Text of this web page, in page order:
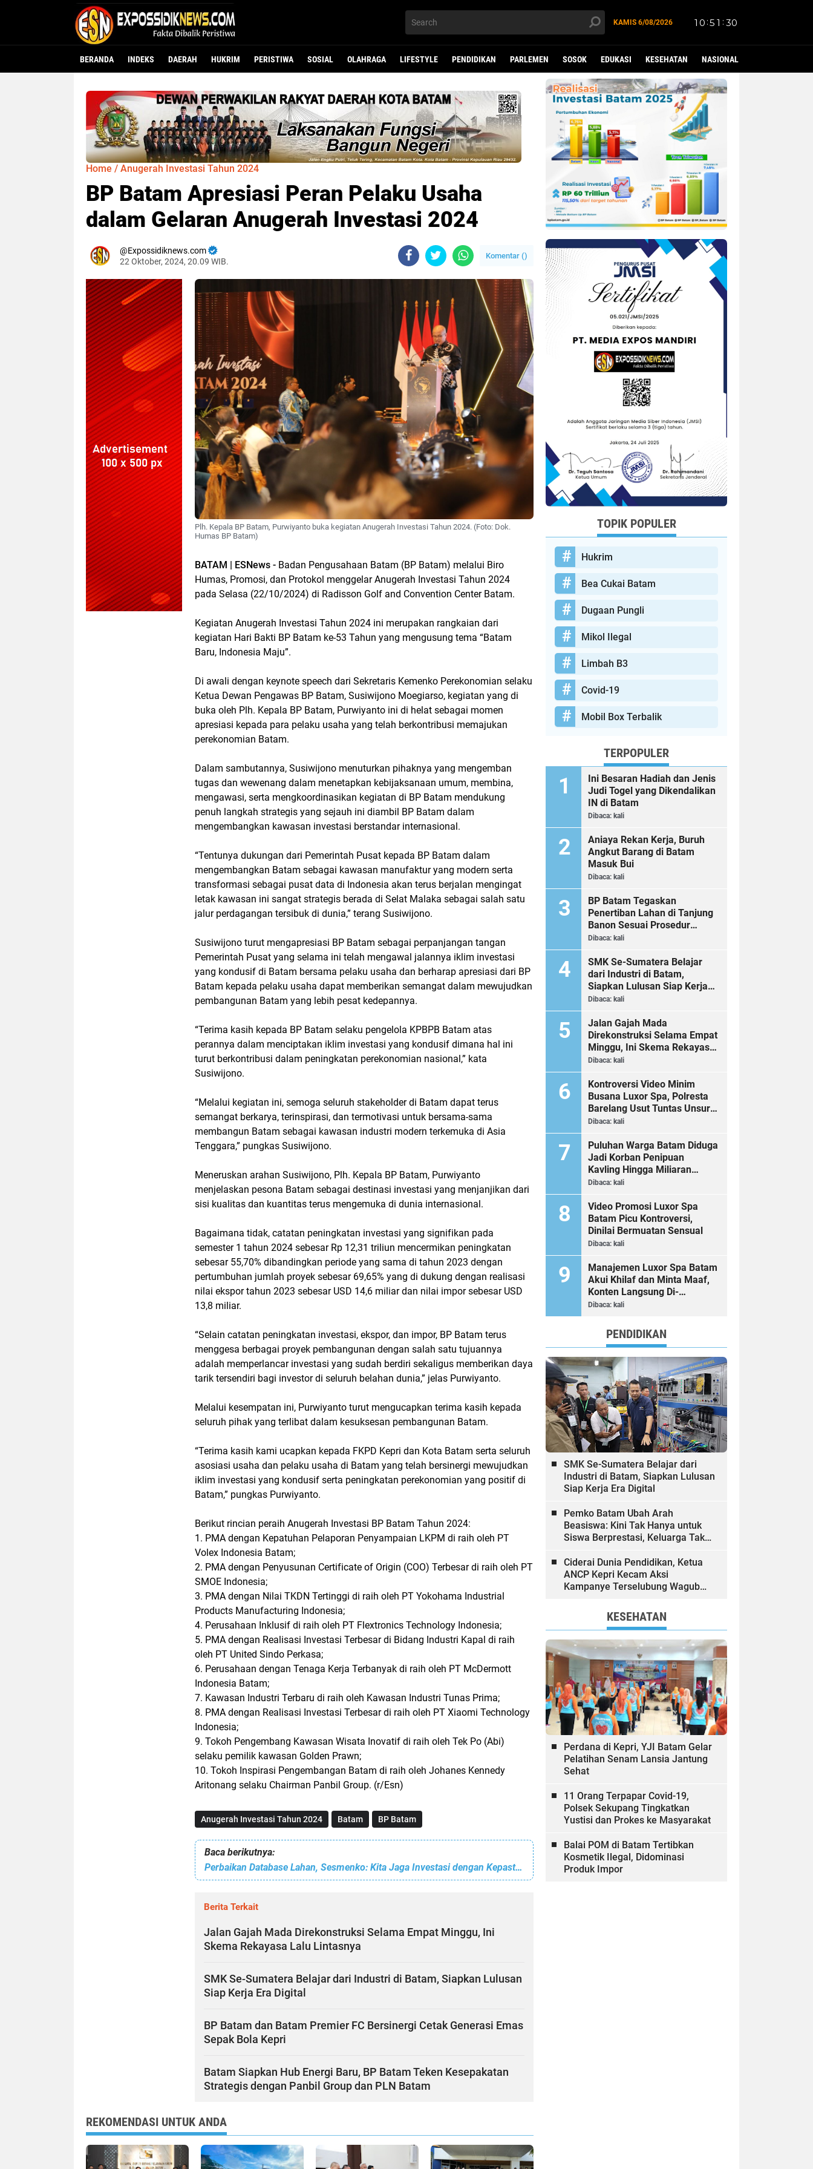
KAMIS 6/08/2026
BERANDA INDEKS DAERAH HUKRIM PERISTIWA SOSIAL OLAHRAGA LIFESTYLE PENDIDIKAN PARLEMEN SOSOK EDUKASI KESEHATAN NASIONAL
Home / Anugerah Investasi Tahun 2024
BP Batam Apresiasi Peran Pelaku Usaha
dalam Gelaran Anugerah Investasi 2024
Expossidiknews.com
22 Oktober, 2024, 20.09 WIB.
Komentar ()
Plh. Kepala BP Batam, Purwiyanto buka kegiatan Anugerah Investasi Tahun 2024. (Foto: Dok.
Humas BP Batam)
BATAM | ESNews - Badan Pengusahaan Batam (BP Batam) melalui Biro
Humas, Promosi, dan Protokol menggelar Anugerah Investasi Tahun 2024
pada Selasa (22/10/2024) di Radisson Golf and Convention Center Batam.
Kegiatan Anugerah Investasi Tahun 2024 ini merupakan rangkaian dari
kegiatan Hari Bakti BP Batam ke-53 Tahun yang mengusung tema “Batam
Baru, Indonesia Maju”.
Di awali dengan keynote speech dari Sekretaris Kemenko Perekonomian selaku
Ketua Dewan Pengawas BP Batam, Susiwijono Moegiarso, kegiatan yang di
buka oleh Plh. Kepala BP Batam, Purwiyanto ini di helat sebagai momen
apresiasi kepada para pelaku usaha yang telah berkontribusi memajukan
perekonomian Batam.
Dalam sambutannya, Susiwijono menuturkan pihaknya yang mengemban
tugas dan wewenang dalam menetapkan kebijaksanaan umum, membina,
mengawasi, serta mengkoordinasikan kegiatan di BP Batam mendukung
penuh langkah strategis yang sejauh ini diambil BP Batam dalam
mengembangkan kawasan investasi berstandar internasional.
“Tentunya dukungan dari Pemerintah Pusat kepada BP Batam dalam
mengembangkan Batam sebagai kawasan manufaktur yang modern serta
transformasi sebagai pusat data di Indonesia akan terus berjalan mengingat
letak kawasan ini sangat strategis berada di Selat Malaka sebagai salah satu
jalur perdagangan tersibuk di dunia,” terang Susiwijono.
Susiwijono turut mengapresiasi BP Batam sebagai perpanjangan tangan
Pemerintah Pusat yang selama ini telah mengawal jalannya iklim investasi
yang kondusif di Batam bersama pelaku usaha dan berharap apresiasi dari BP
Batam kepada pelaku usaha dapat memberikan semangat dalam mewujudkan
pembangunan Batam yang lebih pesat kedepannya.
“Terima kasih kepada BP Batam selaku pengelola KPBPB Batam atas
perannya dalam menciptakan iklim investasi yang kondusif dimana hal ini
turut berkontribusi dalam peningkatan perekonomian nasional,” kata
Susiwijono.
“Melalui kegiatan ini, semoga seluruh stakeholder di Batam dapat terus
semangat berkarya, terinspirasi, dan termotivasi untuk bersama-sama
membangun Batam sebagai kawasan industri modern terkemuka di Asia
Tenggara,” pungkas Susiwijono.
Meneruskan arahan Susiwijono, Plh. Kepala BP Batam, Purwiyanto
menjelaskan pesona Batam sebagai destinasi investasi yang menjanjikan dari
sisi kualitas dan kuantitas terus mengemuka di dunia internasional.
Bagaimana tidak, catatan peningkatan investasi yang signifikan pada
semester 1 tahun 2024 sebesar Rp 12,31 triliun mencermikan peningkatan
sebesar 55,70% dibandingkan periode yang sama di tahun 2023 dengan
pertumbuhan jumlah proyek sebesar 69,65% yang di dukung dengan realisasi
nilai ekspor tahun 2023 sebesar USD 14,6 miliar dan nilai impor sebesar USD
13,8 miliar.
“Selain catatan peningkatan investasi, ekspor, dan impor, BP Batam terus
menggesa berbagai proyek pembangunan dengan salah satu tujuannya
adalah memperlancar investasi yang sudah berdiri sekaligus memberikan daya
tarik tersendiri bagi investor di seluruh belahan dunia,” jelas Purwiyanto.
Melalui kesempatan ini, Purwiyanto turut mengucapkan terima kasih kepada
seluruh pihak yang terlibat dalam kesuksesan pembangunan Batam.
“Terima kasih kami ucapkan kepada FKPD Kepri dan Kota Batam serta seluruh
asosiasi usaha dan pelaku usaha di Batam yang telah bersinergi mewujudkan
iklim investasi yang kondusif serta peningkatan perekonomian yang positif di
Batam,” pungkas Purwiyanto.
Berikut rincian peraih Anugerah Investasi BP Batam Tahun 2024:
1. PMA dengan Kepatuhan Pelaporan Penyampaian LKPM di raih oleh PT
Volex Indonesia Batam;
2. PMA dengan Penyusunan Certificate of Origin (COO) Terbesar di raih oleh PT
SMOE Indonesia;
3. PMA dengan Nilai TKDN Tertinggi di raih oleh PT Yokohama Industrial
Products Manufacturing Indonesia;
4. Perusahaan Inklusif di raih oleh PT Flextronics Technology Indonesia;
5. PMA dengan Realisasi Investasi Terbesar di Bidang Industri Kapal di raih
oleh PT United Sindo Perkasa;
6. Perusahaan dengan Tenaga Kerja Terbanyak di raih oleh PT McDermott
Indonesia Batam;
7. Kawasan Industri Terbaru di raih oleh Kawasan Industri Tunas Prima;
8. PMA dengan Realisasi Investasi Terbesar di raih oleh PT Xiaomi Technology
Indonesia;
9. Tokoh Pengembang Kawasan Wisata Inovatif di raih oleh Tek Po (Abi)
selaku pemilik kawasan Golden Prawn;
10. Tokoh Inspirasi Pengembangan Batam di raih oleh Johanes Kennedy
Aritonang selaku Chairman Panbil Group. (r/Esn)
Anugerah Investasi Tahun 2024 Batam BP Batam
Baca berikutnya:
Perbaikan Database Lahan, Sesmenko: Kita Jaga Investasi dengan Kepastian Berusaha
Berita Terkait
Jalan Gajah Mada Direkonstruksi Selama Empat Minggu, Ini
Skema Rekayasa Lalu Lintasnya
SMK Se-Sumatera Belajar dari Industri di Batam, Siapkan Lulusan
Siap Kerja Era Digital
BP Batam dan Batam Premier FC Bersinergi Cetak Generasi Emas
Sepak Bola Kepri
Batam Siapkan Hub Energi Baru, BP Batam Teken Kesepakatan
Strategis dengan Panbil Group dan PLN Batam
REKOMENDASI UNTUK ANDA
TOPIK POPULER
Hukrim
Bea Cukai Batam
Dugaan Pungli
Mikol Ilegal
Limbah B3
Covid-19
Mobil Box Terbalik
TERPOPULER
Ini Besaran Hadiah dan Jenis
Judi Togel yang Dikendalikan
IN di Batam
Dibaca: kali
Aniaya Rekan Kerja, Buruh
Angkut Barang di Batam
Masuk Bui
Dibaca: kali
BP Batam Tegaskan
Penertiban Lahan di Tanjung
Banon Sesuai Prosedur
Hukum
Dibaca: kali
SMK Se-Sumatera Belajar
dari Industri di Batam,
Siapkan Lulusan Siap Kerja
Era Digital
Dibaca: kali
Jalan Gajah Mada
Direkonstruksi Selama Empat
Minggu, Ini Skema Rekayasa
Lalu Lintasnya
Dibaca: kali
Kontroversi Video Minim
Busana Luxor Spa, Polresta
Barelang Usut Tuntas Unsur
Pelanggaran Hukum
Dibaca: kali
Puluhan Warga Batam Diduga
Jadi Korban Penipuan
Kavling Hingga Miliaran
Rupiah, Laporan ke Polda
Dibaca: kali
Video Promosi Luxor Spa
Batam Picu Kontroversi,
Dinilai Bermuatan Sensual
Dibaca: kali
Manajemen Luxor Spa Batam
Akui Khilaf dan Minta Maaf,
Konten Langsung Di-
Takedown
Dibaca: kali
PENDIDIKAN
SMK Se-Sumatera Belajar dari
Industri di Batam, Siapkan Lulusan
Siap Kerja Era Digital
Pemko Batam Ubah Arah
Beasiswa: Kini Tak Hanya untuk
Siswa Berprestasi, Keluarga Tak
Dibiayai
Ciderai Dunia Pendidikan, Ketua
ANCP Kepri Kecam Aksi
Kampanye Terselubung Wagub
KESEHATAN
Perdana di Kepri, YJI Batam Gelar
Pelatihan Senam Lansia Jantung
Sehat
11 Orang Terpapar Covid-19,
Polsek Sekupang Tingkatkan
Yustisi dan Prokes ke Masyarakat
Balai POM di Batam Tertibkan
Kosmetik Ilegal, Didominasi
Produk Impor